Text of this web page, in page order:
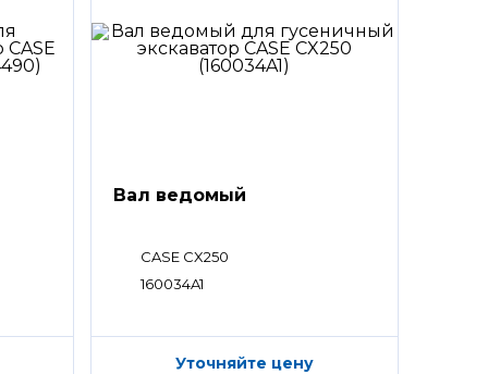
Вал ведомый
CASE CX250
160034A1
Уточняйте цену